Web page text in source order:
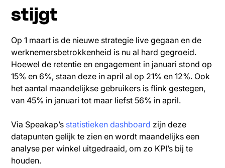
stijgt
Op 1 maart is de nieuwe strategie live gegaan en de
werknemersbetrokkenheid is nu al hard gegroeid.
Hoewel de retentie en engagement in januari stond op
15% en 6%, staan deze in april al op 21% en 12%. Ook
het aantal maandelijkse gebruikers is flink gestegen,
van 45% in januari tot maar liefst 56% in april.
Via Speakap’s statistieken dashboard zijn deze
datapunten gelijk te zien en wordt maandelijks een
analyse per winkel uitgedraaid, om zo KPI’s bij te
houden.